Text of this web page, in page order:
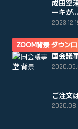
成田空
ーキが...
ZOOM背景 ダウン
国会議
ご注文